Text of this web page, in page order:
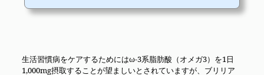
生活習慣病をケアするためにはω-3系脂肪酸（オメガ3）を1日
1,000mg摂取することが望ましいとされていますが、ブリリア